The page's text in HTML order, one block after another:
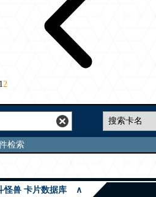
12
检索
怪兽 卡片数据库 ∧